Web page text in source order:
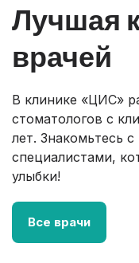
Лучшая
врачей
В клинике «ЦИС»
стоматологов с
лет. Знакомьтесь
специалистами,
улыбки!
Все врачи